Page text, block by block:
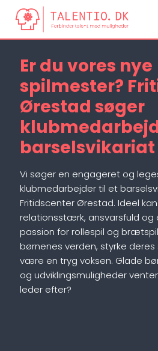
Er du vores nye
spilmester?
Ørestad søger
barselsvikariat
Vi søger en engageret og
klubmedarbejder til et
Fritidscenter Ørestad. Ideel
relationsstærk, ansvarsfuld og
passion for rollespil og
børnenes verden, styrke
være en tryg voksen. Glade
og udviklingsmuligheder
leder efter?